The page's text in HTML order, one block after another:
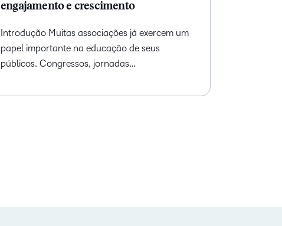
engajamento e crescimento
Introdução Muitas associações já exercem um
papel importante na educação de seus
públicos. Congressos, jornadas…